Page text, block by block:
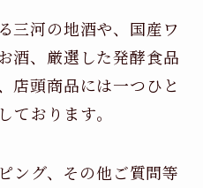
三河の地酒や、国産ワ
、 厳選した発酵食品
店頭商品には一つひと
ております。
ング、その他ご質問等